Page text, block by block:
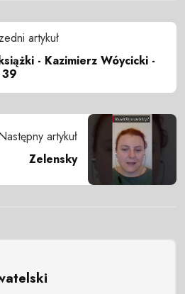
artykuł
- Kazimierz Wóycicki -
artykuł
Zelensky